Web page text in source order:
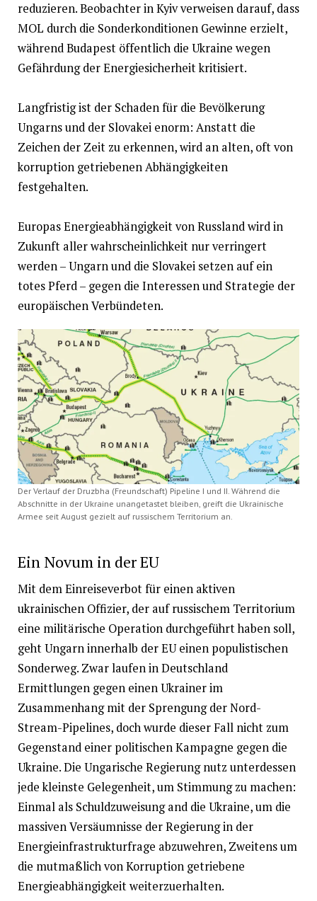
reduzieren. Beobachter in Kyiv verweisen darauf, dass
MOL durch die Sonderkonditionen Gewinne erzielt,
während Budapest öffentlich die Ukraine wegen
Gefährdung der Energiesicherheit kritisiert.
Langfristig ist der Schaden für die Bevölkerung
Ungarns und der Slovakei enorm: Anstatt die
Zeichen der Zeit zu erkennen, wird an alten, oft von
korruption getriebenen Abhängigkeiten
festgehalten.
Europas Energieabhängigkeit von Russland wird in
Zukunft aller wahrscheinlichkeit nur verringert
werden – Ungarn und die Slovakei setzen auf ein
totes Pferd – gegen die Interessen und Strategie der
europäischen Verbündeten.
Der Verlauf der Druzbha (Freundschaft) Pipeline I und II. Während die
Abschnitte in der Ukraine unangetastet bleiben, greift die Ukrainische
Armee seit August gezielt auf russischem Territorium an.
Ein Novum in der EU
Mit dem Einreiseverbot für einen aktiven
ukrainischen Offizier, der auf russischem Territorium
eine militärische Operation durchgeführt haben soll,
geht Ungarn innerhalb der EU einen populistischen
Sonderweg. Zwar laufen in Deutschland
Ermittlungen gegen einen Ukrainer im
Zusammenhang mit der Sprengung der Nord-
Stream-Pipelines, doch wurde dieser Fall nicht zum
Gegenstand einer politischen Kampagne gegen die
Ukraine. Die Ungarische Regierung nutz unterdessen
jede kleinste Gelegenheit, um Stimmung zu machen:
Einmal als Schuldzuweisung and die Ukraine, um die
massiven Versäumnisse der Regierung in der
Energieinfrastrukturfrage abzuwehren, Zweitens um
die mutmaßlich von Korruption getriebene
Energieabhängigkeit weiterzuerhalten.